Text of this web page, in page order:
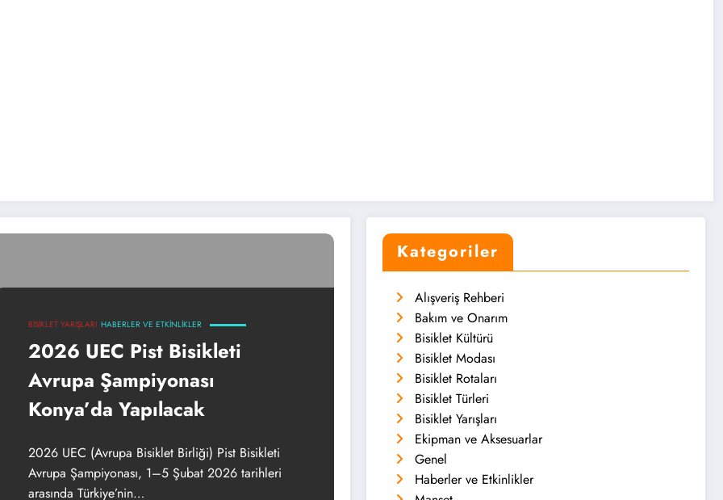
BISIKLET YARIŞLARI HABERLER VE ETKINLIKLER
2026 UEC Pist Bisikleti
Avrupa Şampiyonası
Konya’da Yapılacak
2026 UEC (Avrupa Bisiklet Birliği) Pist Bisikleti
Avrupa Şampiyonası, 1–5 Şubat 2026 tarihleri
arasında Türkiye’nin…
Kategoriler
Alışveriş Rehberi
Bakım ve Onarım
Bisiklet Kültürü
Bisiklet Modası
Bisiklet Rotaları
Bisiklet Türleri
Bisiklet Yarışları
Ekipman ve Aksesuarlar
Genel
Haberler ve Etkinlikler